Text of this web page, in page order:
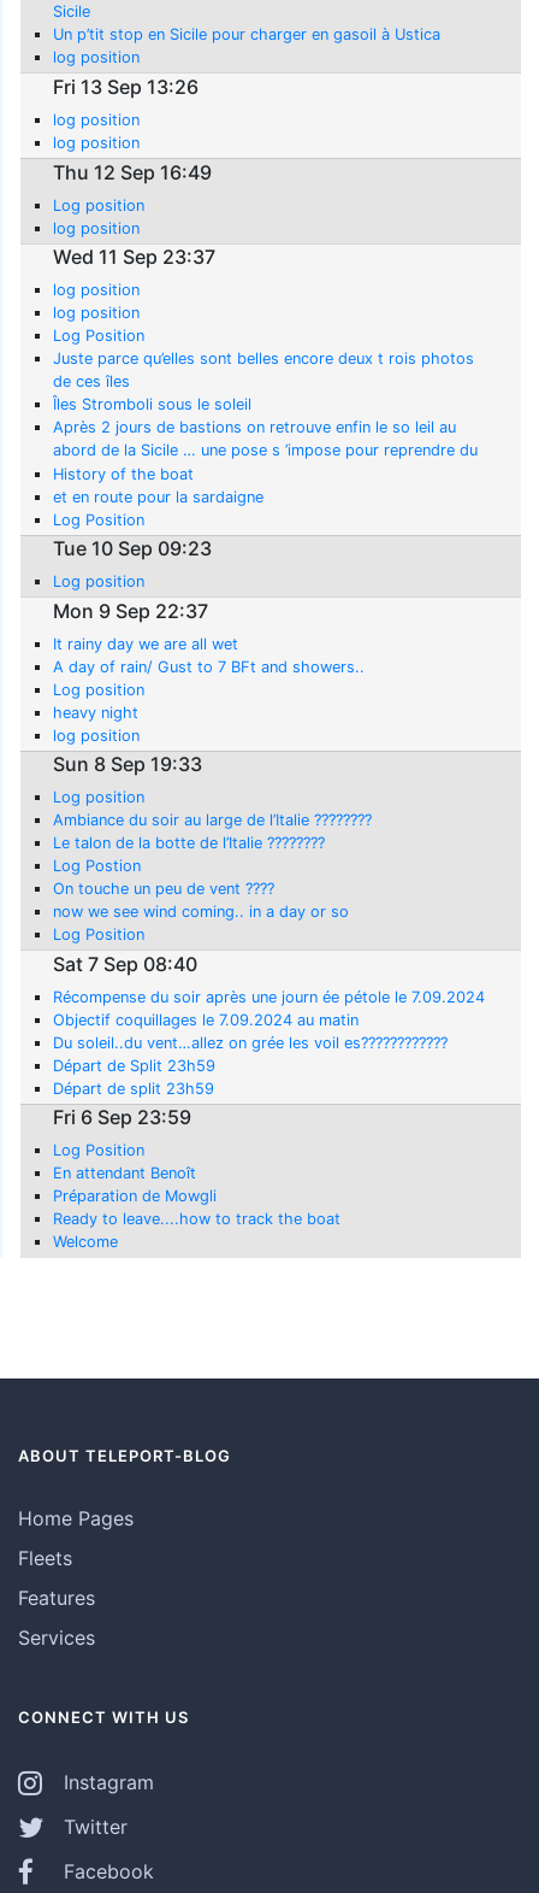
Sicile
Un p’tit stop en Sicile pour charger en gasoil à Ustica
log position
Fri 13 Sep 13:26
log position
log position
Thu 12 Sep 16:49
Log position
log position
Wed 11 Sep 23:37
log position
log position
Log Position
Juste parce qu’elles sont belles encore deux t rois photos
de ces îles
Îles Stromboli sous le soleil
Après 2 jours de bastions on retrouve enfin le so leil au
abord de la Sicile … une pose s ’impose pour reprendre du
gazoil de l’ eau et faire les répa
History of the boat
et en route pour la sardaigne
Log Position
Tue 10 Sep 09:23
Log position
Mon 9 Sep 22:37
It rainy day we are all wet
A day of rain/ Gust to 7 BFt and showers..
Log position
heavy night
log position
Sun 8 Sep 19:33
Log position
Ambiance du soir au large de l’Italie ????????
Le talon de la botte de l’Italie ????????
Log Postion
On touche un peu de vent ????
now we see wind coming.. in a day or so
Log Position
Sat 7 Sep 08:40
Récompense du soir après une journ ée pétole le 7.09.2024
Objectif coquillages le 7.09.2024 au matin
Du soleil..du vent…allez on grée les voil es????????????
Départ de Split 23h59
Départ de split 23h59
Fri 6 Sep 23:59
Log Position
En attendant Benoît
Préparation de Mowgli
Ready to leave....how to track the boat
Welcome
ABOUT TELEPORT-BLOG
Home Pages
Fleets
Features
Services
CONNECT WITH US
Instagram
Twitter
Facebook